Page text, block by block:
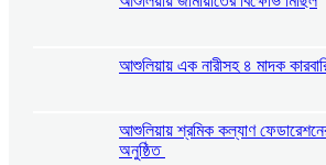
আশুলিয়ায় এক নারীসহ ৪ মাদক
আশুলিয়ায় শ্রমিক কল্যাণ
অনুষ্ঠিত